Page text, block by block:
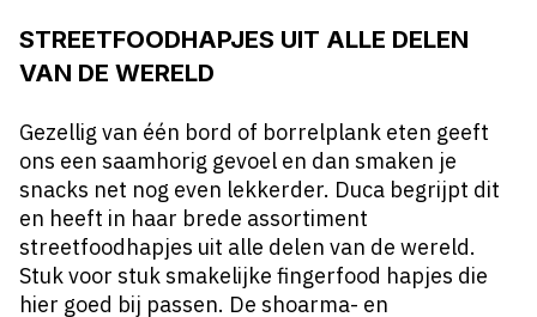
STREETFOODHAPJES UIT ALLE DELEN
VAN DE WERELD
Gezellig van één bord of borrelplank eten geeft
ons een saamhorig gevoel en dan smaken je
snacks net nog even lekkerder. Duca begrijpt dit
en heeft in haar brede assortiment
streetfoodhapjes uit alle delen van de wereld.
Stuk voor stuk smakelijke fingerfood hapjes die
hier goed bij passen. De shoarma- en